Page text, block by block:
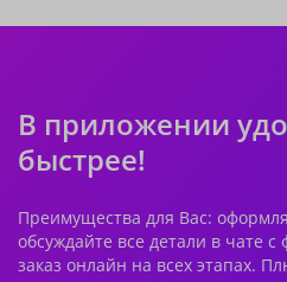
В приложении
быстрее!
Преимущества для Вас:
обсуждайте все детали в чате
заказ онлайн на всех этапах.